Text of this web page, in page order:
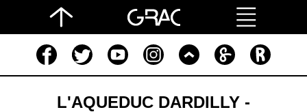
L'AQUEDUC DARDILLY -